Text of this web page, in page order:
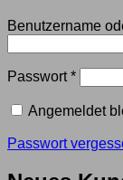
Benutzername
Passwort*
Angemeldet
Passwort